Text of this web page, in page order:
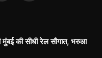
की सीधी रेल सौगात, भरुआ